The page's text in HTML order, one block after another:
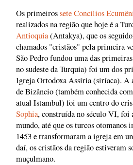
Os primeirossete Concílios
realizados na região que hoje é a
Antioquia(Antakya), que os
chamados "cristãos" pela primeira
São Pedro fundou uma das
no sudeste da Turquia) foi um dos
Igreja Ortodoxa Assíria (siríaca). A
de Bizâncio (também conhecida
atual Istambul) foi um centro do
Sophia, construída no século VI, foi
mundo, até que os turcos otomanos
1453 e transformaram a igreja em
daí, os cristãos da região estiveram
muçulmano.